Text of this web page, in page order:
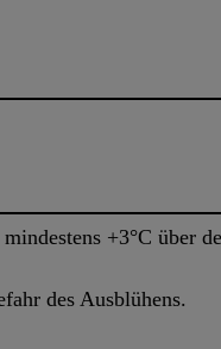
+3°C über
des Ausblühens.